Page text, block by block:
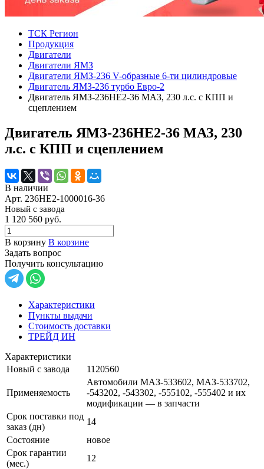
ТСК Регион
Продукция
Двигатели
Двигатели ЯМЗ
Двигатели ЯМЗ-236 V-образные 6-ти цилиндровые
Двигатель ЯМЗ-236 турбо Евро-2
Двигатель ЯМЗ-236НЕ2-36 МАЗ, 230 л.с. с КПП и
сцеплением
Двигатель ЯМЗ-236НЕ2-36 МАЗ, 230
л.с. с КПП и сцеплением
В наличии
Арт. 236НЕ2-1000016-36
Новый с завода
1 120 560 руб.
В корзину В корзине
Задать вопрос
Получить консультацию
Характеристики
Пункты выдачи
Стоимость доставки
ТРЕЙД ИН
Характеристики
Новый с завода
1120560
Применяемость
Автомобили МАЗ-533602, МАЗ-533702,
-543202, -543302, -555102, -555402 и их
модификации — в запчасти
Срок поставки под
заказ (дн)
14
Состояние
новое
Срок гарантии
(мес.)
12